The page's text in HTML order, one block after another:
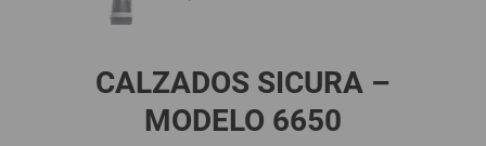
CALZADOS SICURA –
MODELO 6650